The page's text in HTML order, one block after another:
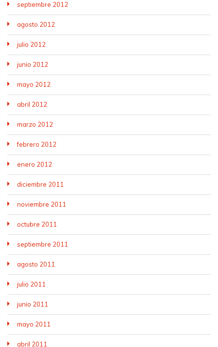
septiembre 2012
agosto 2012
julio 2012
junio 2012
mayo 2012
abril 2012
marzo 2012
febrero 2012
enero 2012
diciembre 2011
noviembre 2011
octubre 2011
septiembre 2011
agosto 2011
julio 2011
junio 2011
mayo 2011
abril 2011